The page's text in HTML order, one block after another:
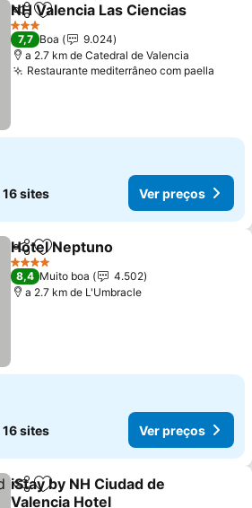
PartilharAdicionar aos favoritos
NH Valencia Las Ciencias
3 Estrelas
7,7 Boa
9.024
a 2.7 km de Catedral de Valencia
Restaurante mediterrâneo com paella
16 sites Ver preços
PartilharAdicionar aos favoritos
Hotel Neptuno
4 Estrelas
8,4 Muito boa
4.502
a 2.7 km de L'Umbracle
16 sites Ver preços
PartilharAdicionar aos favoritos
iStay by NH Ciudad de
Valencia Hotel